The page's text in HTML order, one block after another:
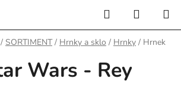
Hledat
KOŠÍK
/ SORTIMENT / Hrnky a sklo / Hrnky / Hrnek
Wars - Rey